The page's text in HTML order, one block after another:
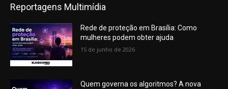
Reportagens Multimídia
Rede de proteção em Brasília: Como
mulheres podem obter ajuda
15 de junho de 2026
Quem governa os algoritmos? A nova